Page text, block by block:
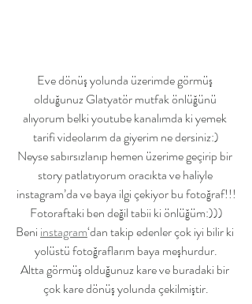
Eve dönüş yolunda üzerimde görmüş
olduğunuz Glatyatör mutfak önlüğünü
alıyorum belki youtube kanalımda ki yemek
tarifi videolarım da giyerim ne dersiniz:)
Neyse sabırsızlanıp hemen üzerime geçirip bir
story patlatıyorum oracıkta ve haliyle
instagram’da ve baya ilgi çekiyor bu fotoğraf!!!
Fotoraftaki ben değil tabii ki önlüğüm:)))
Beni instagram‘dan takip edenler çok iyi bilir ki
yolüstü fotoğraflarım baya meşhurdur.
Altta görmüş olduğunuz kare ve buradaki bir
çok kare dönüş yolunda çekilmiştir.